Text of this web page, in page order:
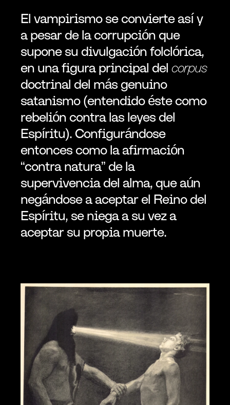
El vampirismo se convierte así y
a pesar de la corrupción que
supone su divulgación folclórica,
en una figura principal del corpus
doctrinal del más genuino
satanismo (entendido éste como
rebelión contra las leyes del
Espíritu). Configurándose
entonces como la afirmación
“contra natura” de la
supervivencia del alma, que aún
negándose a aceptar el Reino del
Espíritu, se niega a su vez a
aceptar su propia muerte.